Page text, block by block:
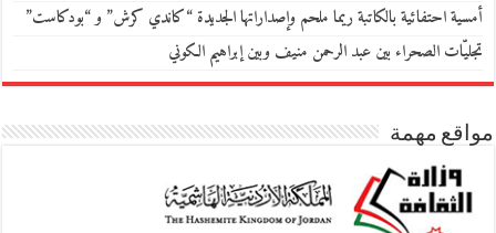
أمسية احتفائية بالكاتبة ريما ملحم وإصداراتها الجديدة “كاندي كرش” و “بودكاست”
تجليّات الصحراء بين عبد الرحمن منيف وبين إبراهيم الكوني
مواقع مهمة